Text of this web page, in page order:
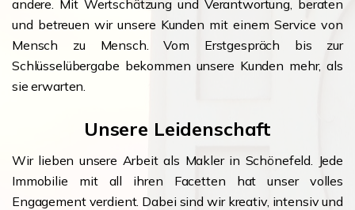
andere. Mit Wertschätzung und Verantwortung, beraten
und betreuen wir unsere Kunden mit einem Service von
Mensch zu Mensch. Vom Erstgespräch bis zur
Schlüsselübergabe bekommen unsere Kunden mehr, als
sie erwarten.
Unsere Leidenschaft
Wir lieben unsere Arbeit als Makler in Schönefeld. Jede
Immobilie mit all ihren Facetten hat unser volles
Engagement verdient. Dabei sind wir kreativ, intensiv und